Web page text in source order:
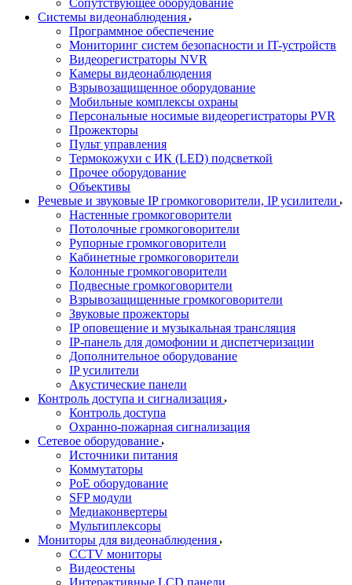
Сопутствующее оборудование
Системы видеонаблюдения
Программное обеспечение
Мониторинг систем безопасности и IT-устройств
Видеорегистраторы NVR
Камеры видеонаблюдения
Взрывозащищенное оборудование
Мобильные комплексы охраны
Персональные носимые видеорегистраторы PVR
Прожекторы
Пульт управления
Термокожухи с ИК (LED) подсветкой
Прочее оборудование
Объективы
Речевые и звуковые IP громкоговорители, IP усилители
Настенные громкоговорители
Потолочные громкоговорители
Рупорные громкоговорители
Кабинетные громкоговорители
Колонные громкоговорители
Подвесные громкоговорители
Взрывозащищенные громкоговорители
Звуковые прожекторы
IP оповещение и музыкальная трансляция
IP-панель для домофонии и диспетчеризации
Дополнительное оборудование
IP усилители
Акустические панели
Контроль доступа и сигнализация
Контроль доступа
Охранно-пожарная сигнализация
Сетевое оборудование
Источники питания
Коммутаторы
PoE оборудование
SFP модули
Медиаконвертеры
Мультиплексоры
Мониторы для видеонаблюдения
CCTV мониторы
Видеостены
Интерактивные LCD панели